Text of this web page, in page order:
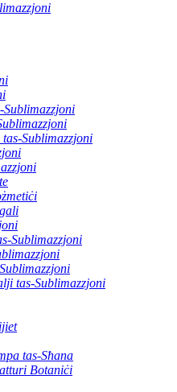
Sublimazzjoni
Sublimazzjoni
Sublimazzjoni
tas-Sublimazzjoni
tas-Sħana
Botaniċi